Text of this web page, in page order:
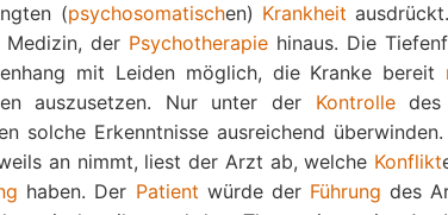
(psychosomatischen) Krankheit
der Psychotherapie hinaus. Die
mit Leiden möglich, die Kranke bereit
en auszusetzen. Nur unter der Kontrolledes
solche Erkenntnisse ausreichend
an nimmt, liest der Arzt ab, welche Konflikt
haben. Der Patient würde der Führung des